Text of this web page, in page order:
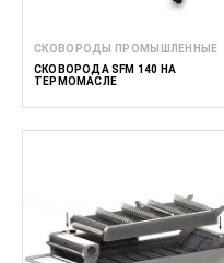
СКОВОРОДЫ ПРОМЫШЛЕННЫЕ
СКОВОРОДА SFM 140 НА
ТЕРМОМАСЛЕ